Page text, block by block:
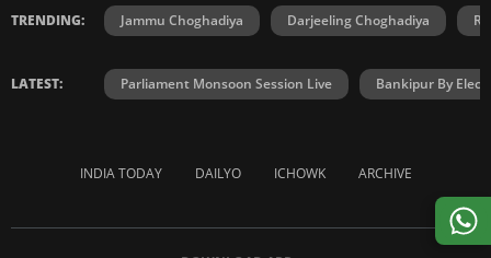
TRENDING: Jammu Choghadiya Darjeeling Choghadiya
LATEST: Parliament Monsoon Session Live Bankipur By
INDIA TODAY DAILYO ICHOWK ARCHIVE